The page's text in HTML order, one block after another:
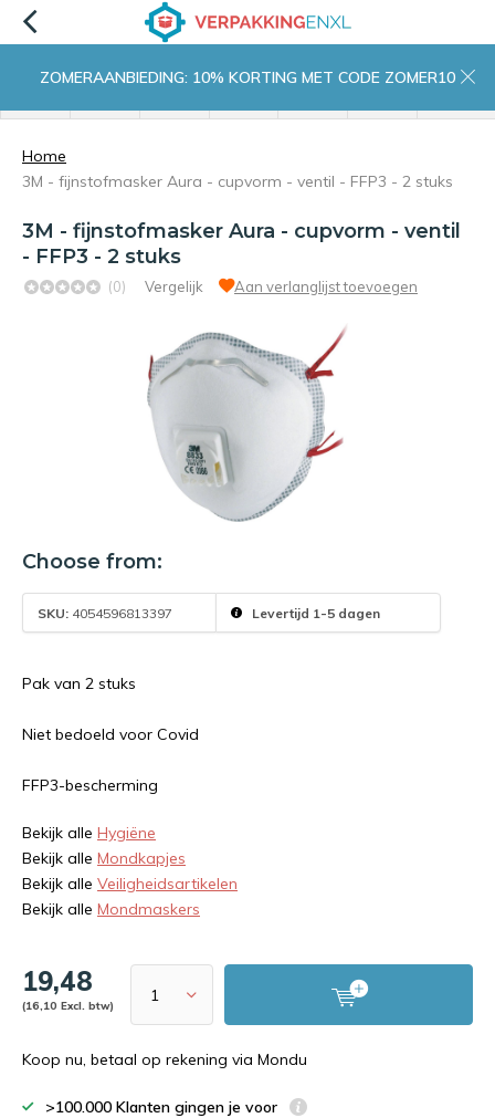
ZOMERAANBIEDING: 10% KORTING MET CODE ZOMER10
Home
3M - fijnstofmasker Aura - cupvorm - ventil - FFP3 - 2 stuks
3M - fijnstofmasker Aura - cupvorm - ventil
- FFP3 - 2 stuks
(0) Vergelijk Aan verlanglijst toevoegen
Choose from:
SKU: 4054596813397 Levertijd 1-5 dagen
Pak van 2 stuks
Niet bedoeld voor Covid
FFP3-bescherming
Bekijk alle Hygiëne
Bekijk alle Mondkapjes
Bekijk alle Veiligheidsartikelen
Bekijk alle Mondmaskers
19,48
(16,10 Excl. btw)
Koop nu, betaal op rekening via Mondu
>100.000 Klanten gingen je voor